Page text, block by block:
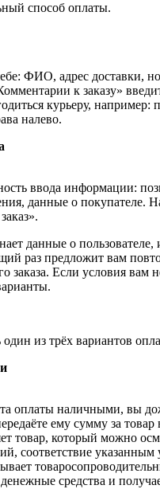
способ оплаты.
ФИО, адрес доставки,
к заказу»
курьеру, например:
налево.
ввода информации:
данные о покупателе.
данные о
раз предложит вам
заказа. Если условия вам
из трёх вариантов
оплаты наличными, вы
ему сумму за товар
товар, который можно
соответствие указанным
средства и